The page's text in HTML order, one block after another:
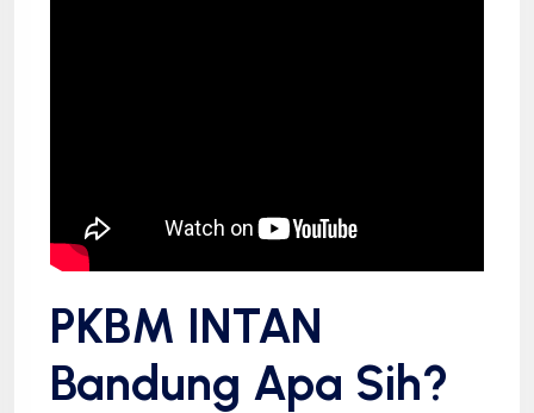
PKBM INTAN
Bandung Apa Sih?